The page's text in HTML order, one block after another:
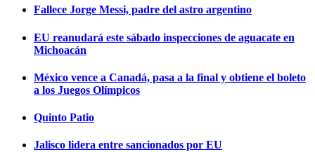
Fallece Jorge Messi, padre del astro argentino
EU reanudará este sábado inspecciones de aguacate en
Michoacán
México vence a Canadá, pasa a la final y obtiene el boleto
a los Juegos Olímpicos
Quinto Patio
Jalisco lidera entre sancionados por EU